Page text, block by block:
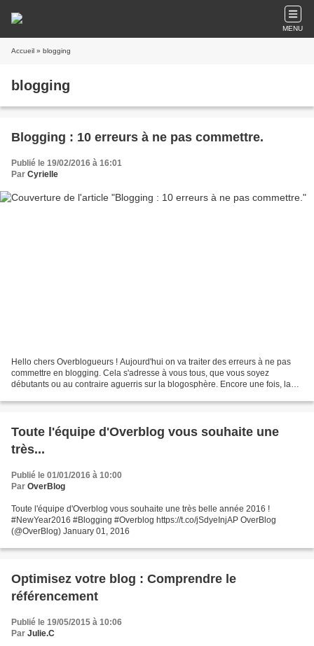
MENU
Accueil » blogging
blogging
Blogging : 10 erreurs à ne pas commettre.
Publié le 19/02/2016 à 16:01
Par Cyrielle
Hello chers Overblogueurs ! Aujourd'hui on va traiter des erreurs à ne pas
commettre en blogging. Cela s'adresse à vous tous, que vous soyez
débutants ou au contraire aguerris sur la blogosphère. Encore une fois, la
Toute l'équipe d'Overblog vous souhaite une
très...
Publié le 01/01/2016 à 10:00
Par OverBlog
Toute l'équipe d'Overblog vous souhaite une très belle année 2016 !
#NewYear2016 #Blogging #Overblog https://t.co/jSdyeInjAP OverBlog
(@OverBlog) January 01, 2016
Optimisez votre blog : Comprendre le
référencement
Publié le 19/05/2015 à 10:06
Par Julie.C